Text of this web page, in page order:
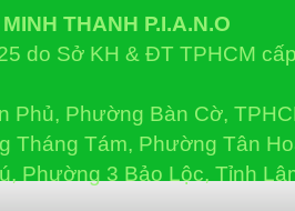
THANH P.I.A.N.O
do Sở KH & ĐT TPHCM
Phủ, Phường Bàn Cờ,
Tháng Tám, Phường Tân
Phường 3 Bảo Lộc, Tỉnh